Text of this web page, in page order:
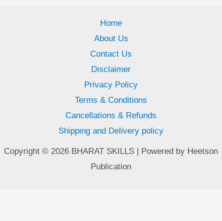
Home
About Us
Contact Us
Disclaimer
Privacy Policy
Terms & Conditions
Cancellations & Refunds
Shipping and Delivery policy
Copyright © 2026 BHARAT SKILLS | Powered by Heetson
Publication